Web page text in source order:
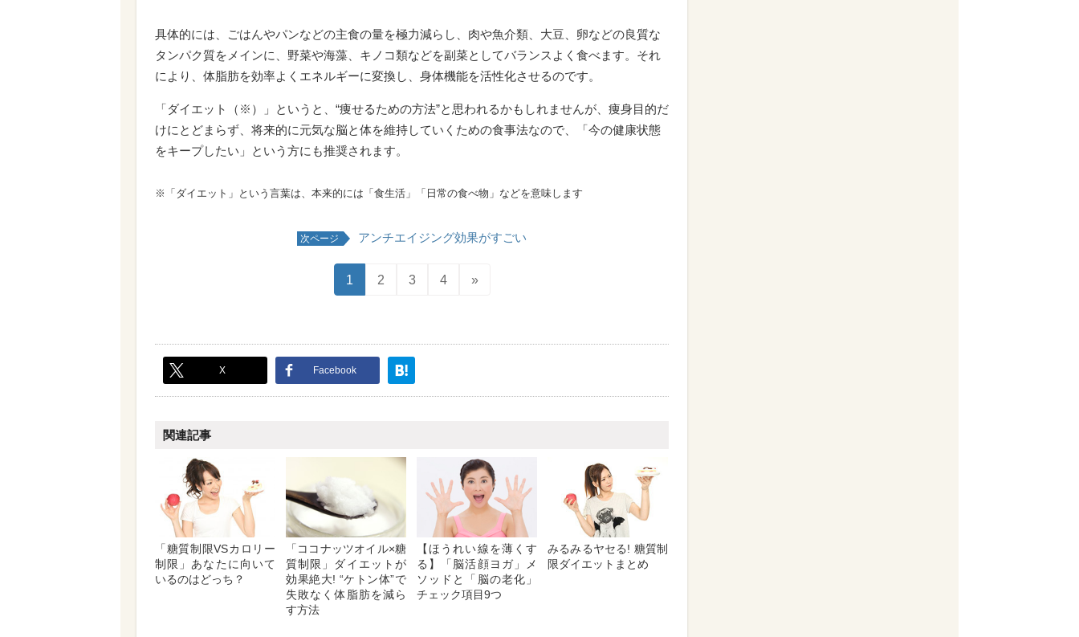
具体的には、ごはんやパンなどの主食の量を極力減らし、肉や魚介類、大豆、卵などの良質な
タンパク質をメインに、野菜や海藻、キノコ類などを副菜としてバランスよく食べます。それ
により、体脂肪を効率よくエネルギーに変換し、身体機能を活性化させるのです。
「ダイエット（※）」というと、“痩せるための方法”と思われるかもしれませんが、痩身目的だ
けにとどまらず、将来的に元気な脳と体を維持していくための食事法なので、「今の健康状態
をキープしたい」という方にも推奨されます。
※「ダイエット」という言葉は、本来的には「食生活」「日常の食べ物」などを意味します
次ページ アンチエイジング効果がすごい
1 2 3 4 »
X Facebook
関連記事
「糖質制限VSカロリー
制限」あなたに向いて
いるのはどっち？
「ココナッツオイル×糖
質制限」ダイエットが
効果絶大! “ケトン体”で
失敗なく体脂肪を減ら
す方法
【ほうれい線を薄くす
る】「脳活顔ヨガ」メ
ソッドと「脳の老化」
チェック項目9つ
みるみるヤセる! 糖質制
限ダイエットまとめ